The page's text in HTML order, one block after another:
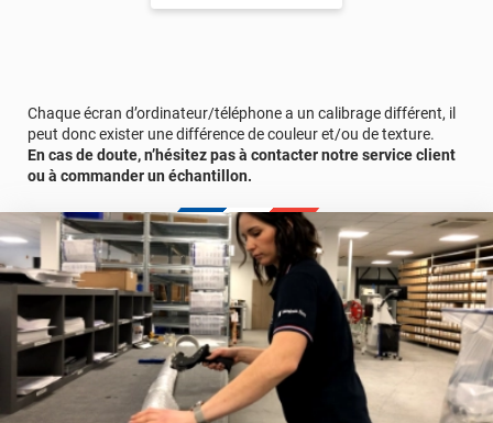
Vous allez commander 1 face de porte avec un surplus de 13 cm
comprenant le retour porte + le cadre.
Chaque écran d’ordinateur/téléphone a un calibrage différent, il
peut donc exister une différence de couleur et/ou de texture.
En cas de doute, n’hésitez pas à contacter notre service client
ou à commander un échantillon.